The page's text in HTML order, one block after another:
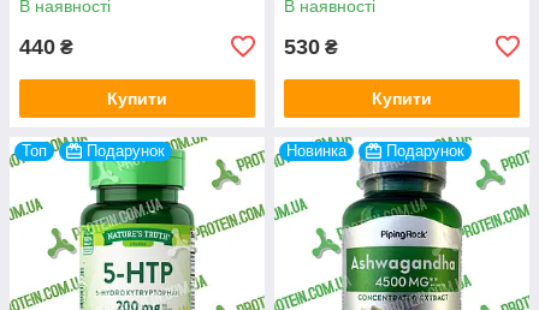
В наявності
440 ₴
Купити
В наявності
530 ₴
Купити
Топ Подарунок Новинка Подарунок